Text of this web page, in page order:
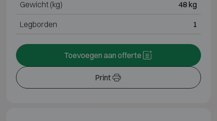
Gewicht (kg) 48 kg
Legborden 1
Print
Toevoegen aan offerte